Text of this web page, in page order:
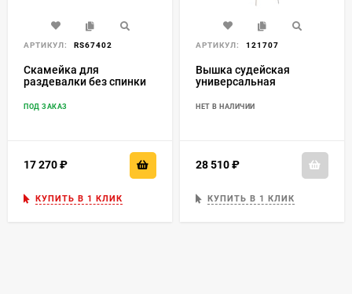
АРТИКУЛ: RS67402
Скамейка для
раздевалки без спинки
для обуви 3 м
ПОД ЗАКАЗ
17 270
КУПИТЬ В 1 КЛИК
АРТИКУЛ: 121707
Вышка судейская
универсальная
НЕТ В НАЛИЧИИ
28 510
КУПИТЬ В 1 КЛИК